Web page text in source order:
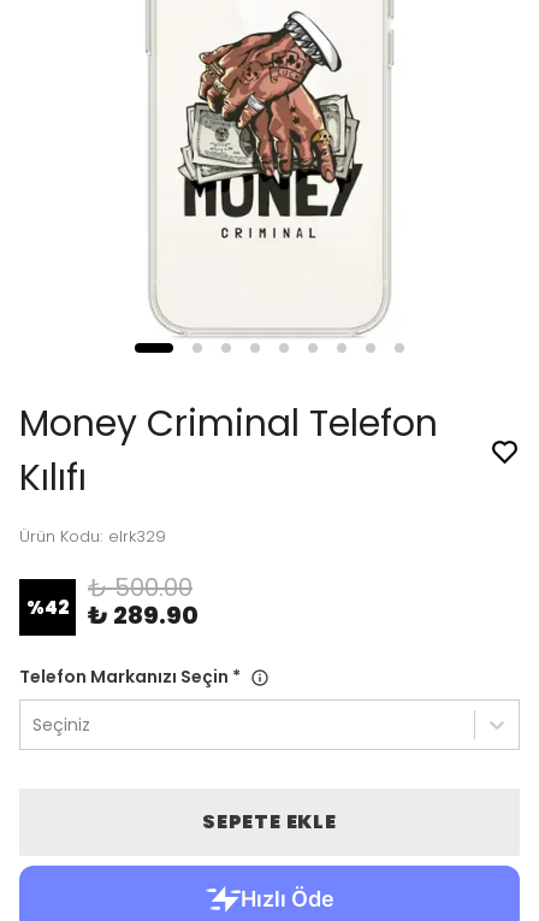
Money Criminal Telefon
Kılıfı
Ürün Kodu: elrk329
%42
₺ 500.00
₺ 289.90
Telefon Markanızı Seçin *
Seçiniz
SEPETE EKLE